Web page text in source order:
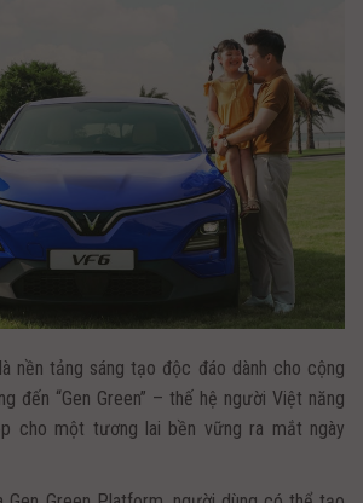
nền tảng sáng tạo độc đáo dành cho cộng
đến “Gen Green” – thế hệ người Việt năng
cho một tương lai bền vững ra mắt ngày